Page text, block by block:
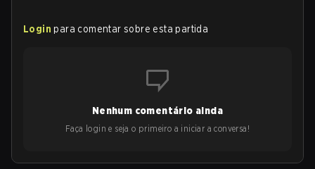
Login para comentar sobre esta partida
Nenhum comentário ainda
Faça login e seja o primeiro a iniciar a conversa!